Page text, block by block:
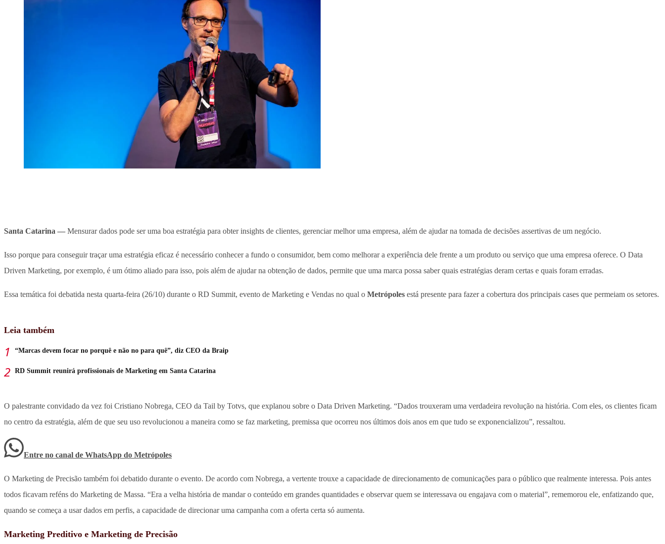
Santa Catarina — Mensurar dados pode ser uma boa estratégia para obter insights de clientes, gerenciar melhor uma empresa, além de ajudar na tomada de decisões assertivas de um negócio.
Isso porque para conseguir traçar uma estratégia eficaz é necessário conhecer a fundo o consumidor, bem como melhorar a experiência dele frente a um produto ou serviço que uma empresa oferece. O Data
Driven Marketing, por exemplo, é um ótimo aliado para isso, pois além de ajudar na obtenção de dados, permite que uma marca possa saber quais estratégias deram certas e quais foram erradas.
Essa temática foi debatida nesta quarta-feira (26/10) durante o RD Summit, evento de Marketing e Vendas no qual o Metrópoles está presente para fazer a cobertura dos principais cases que permeiam os setores.
Leia também
“Marcas devem focar no porquê e não no para quê”, diz CEO da Braip
RD Summit reunirá profissionais de Marketing em Santa Catarina
O palestrante convidado da vez foi Cristiano Nobrega, CEO da Tail by Totvs, que explanou sobre o Data Driven Marketing. “Dados trouxeram uma verdadeira revolução na história. Com eles, os clientes ficam
no centro da estratégia, além de que seu uso revolucionou a maneira como se faz marketing, premissa que ocorreu nos últimos dois anos em que tudo se exponencializou”, ressaltou.
Entre no canal de WhatsApp do Metrópoles
O Marketing de Precisão também foi debatido durante o evento. De acordo com Nobrega, a vertente trouxe a capacidade de direcionamento de comunicações para o público que realmente interessa. Pois antes
todos ficavam reféns do Marketing de Massa. “Era a velha história de mandar o conteúdo em grandes quantidades e observar quem se interessava ou engajava com o material”, rememorou ele, enfatizando que,
quando se começa a usar dados em perfis, a capacidade de direcionar uma campanha com a oferta certa só aumenta.
Marketing Preditivo e Marketing de Precisão